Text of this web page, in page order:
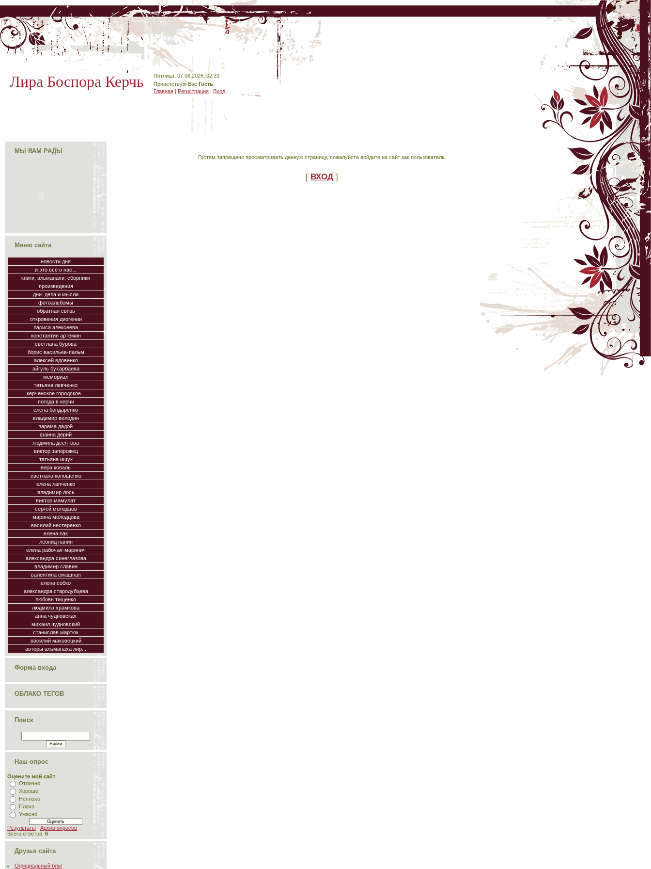
Лира Боспора Керчь
Пятница, 07.08.2026, 02:33
Приветствую Вас Гость
Главная | Регистрация |Вход
МЫ ВАМ РАДЫ
Меню сайта
новости дня
и это всё о нас...
книги, альманахи, сборники
произведения
дни. дела и мысли
фотоальбомы
обратная связь
откровения диогении
лариса алексеева
константин артёмин
светлана бурова
борис васильев-пальм
алексей вдовенко
айгуль бухарбаева
мемориал
татьяна левченко
керченское городское...
погода в керчи
елена бондаренко
владимир володин
зарема дадой
фаина дерий
людмила десятова
виктор запорожец
татьяна ищук
вера коваль
светлана коношенко
елена лапченко
владимир лось
виктор мамулат
сергей молодцов
марина молодцова
василий нестеренко
елена пак
леонид панин
елена рабочая-маринич
александра синеглазова
владимир славин
валентина смашная
елена собко
александра стародубцева
любовь тищенко
людмила храмкова
анна чудновская
михаил чудновский
станислав мартюк
василий маковецкий
авторы альманаха лир...
Форма входа
ОБЛАКО ТЕГОВ
Поиск
Наш опрос
Оцените мой сайт
Отлично
Хорошо
Неплохо
Плохо
Ужасно
Результаты | Архив опросов
Всего ответов: 6
Друзья сайта
Официальный блог
Гостям запрещено просматривать данную страницу, пожалуйста войдите на сайт как пользователь.
[ ВХОД ]